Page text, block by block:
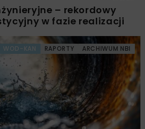
– rekordowy
w fazie realizacji
WOD-KAN RAPORTY ARCHIWUM NBI